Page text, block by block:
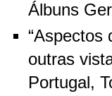
Álbuns
“Aspectos
outras
Portugal,